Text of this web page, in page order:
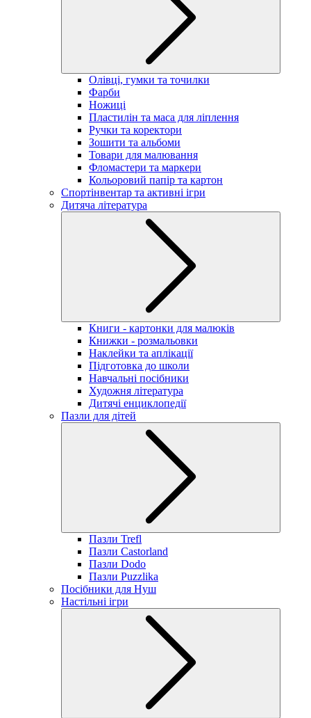
Олівці, гумки та точилки
Фарби
Ножиці
Пластилін та маса для ліплення
Ручки та коректори
Зошити та альбоми
Товари для малювання
Фломастери та маркери
Кольоровий папір та картон
Спортінвентар та активні ігри
Дитяча література
Книги - картонки для малюків
Книжки - розмальовки
Наклейки та аплікації
Підготовка до школи
Навчальні посібники
Художня література
Дитячі енциклопедії
Пазли для дітей
Пазли Trefl
Пазли Castorland
Пазли Dodo
Пазли Puzzlika
Посібники для Нуш
Настільні ігри